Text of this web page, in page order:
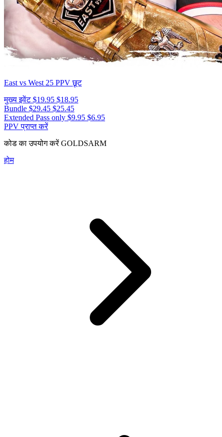
East vs West 25 PPV छूट
मुख्य इवेंट$19.95 $18.95
Bundle $29.45 $25.45
Extended Pass only $9.95 $6.95
PPV प्राप्त करें
कोड का उपयोग करेंGOLDSARM
होम